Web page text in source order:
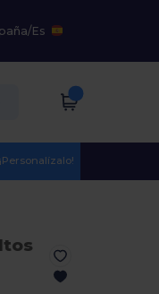
/Es
¡Personalízalo!